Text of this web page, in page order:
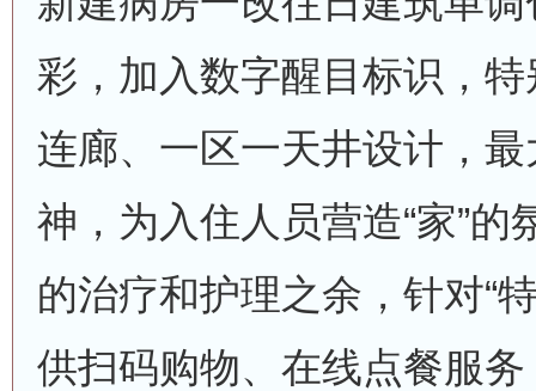
彩，加入数字醒目标识，
连廊、一区一天井设计，
神，为入住人员营造“家”的
的治疗和护理之余，针对“
供扫码购物、在线点餐服